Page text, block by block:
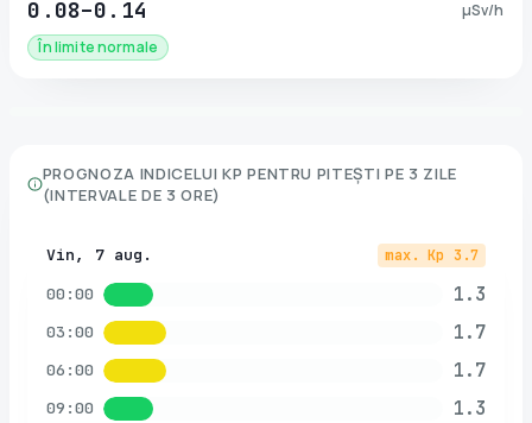
0.08–0.14
µSv/h
În limite normale
PROGNOZA INDICELUI KP PENTRU PITEȘTI PE 3 ZILE
(INTERVALE DE 3 ORE)
Vin, 7 aug. max. Kp 3.7
00:00 1.3
03:00 1.7
06:00 1.7
09:00 1.3